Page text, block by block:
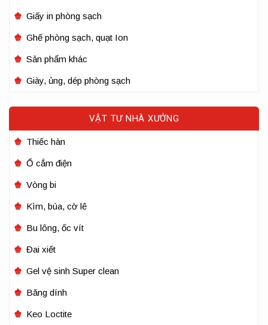
Giấy in phòng sạch
Ghế phòng sạch, quạt Ion
Sản phẩm khác
Giày, ủng, dép phòng sạch
VẬT TƯ NHÀ XƯỞNG
Thiếc hàn
Ổ cắm điện
Vòng bi
Kìm, búa, cờ lê
Bu lông, ốc vít
Đai xiết
Gel vệ sinh Super clean
Băng dính
Keo Loctite